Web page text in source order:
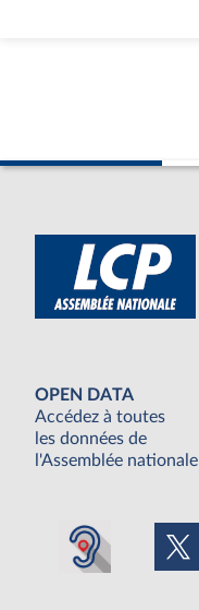
OPEN DATA
Accédez à toutes
les données de
l'Assemblée nationale